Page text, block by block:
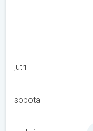
jutri
sobota